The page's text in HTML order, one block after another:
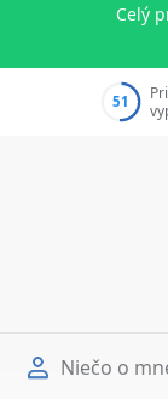
Celý
51
Niečo o